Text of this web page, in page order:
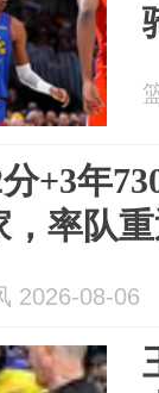
+3年
，率队
2026-08-06